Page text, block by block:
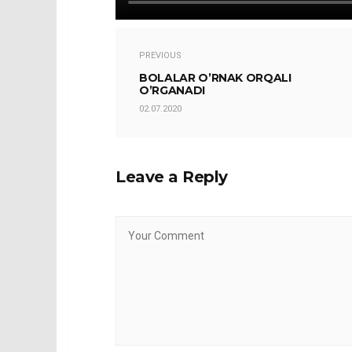
PREVIOUS
BOLALAR O’RNAK ORQALI
O’RGANADI
02.07.2020
Leave a Reply